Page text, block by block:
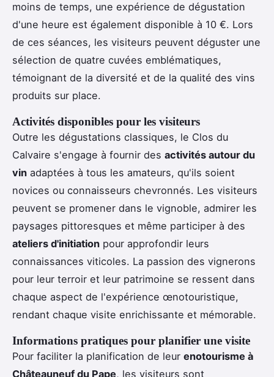
moins de temps, une expérience de dégustation
d'une heure est également disponible à 10 €. Lors
de ces séances, les visiteurs peuvent déguster une
sélection de quatre cuvées emblématiques,
témoignant de la diversité et de la qualité des vins
produits sur place.
Activités disponibles pour les visiteurs
Outre les dégustations classiques, le Clos du
Calvaire s'engage à fournir des activités autour du
vin adaptées à tous les amateurs, qu'ils soient
novices ou connaisseurs chevronnés. Les visiteurs
peuvent se promener dans le vignoble, admirer les
paysages pittoresques et même participer à des
ateliers d'initiation pour approfondir leurs
connaissances viticoles. La passion des vignerons
pour leur terroir et leur patrimoine se ressent dans
chaque aspect de l'expérience œnotouristique,
rendant chaque visite enrichissante et mémorable.
Informations pratiques pour planifier une visite
Pour faciliter la planification de leur enotourisme à
Châteauneuf du Pape, les visiteurs sont